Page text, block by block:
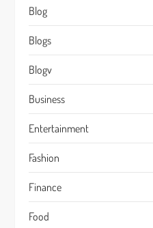
Blog
Blogs
Blogv
Business
Entertainment
Fashion
Finance
Food